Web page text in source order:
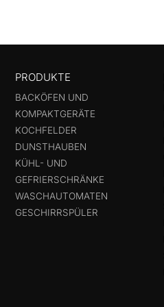
PRODUKTE
BACKÖFEN UND
KOMPAKTGERÄTE
KOCHFELDER
DUNSTHAUBEN
KÜHL- UND
GEFRIERSCHRÄNKE
WASCHAUTOMATEN
GESCHIRRSPÜLER